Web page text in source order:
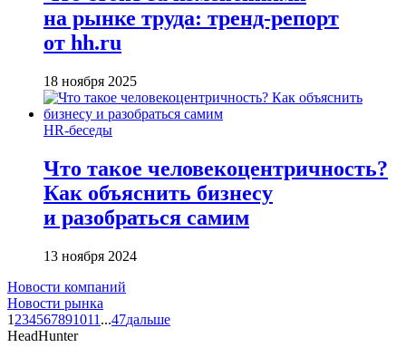
на рынке труда: тренд-репорт
от hh.ru
18 ноября 2025
HR-беседы
Что такое человеко­центричность?
Как объяснить бизнесу
и разобраться самим
13 ноября 2024
Новости компаний
Новости рынка
1 234567891011 ...47дальше
HeadHunter